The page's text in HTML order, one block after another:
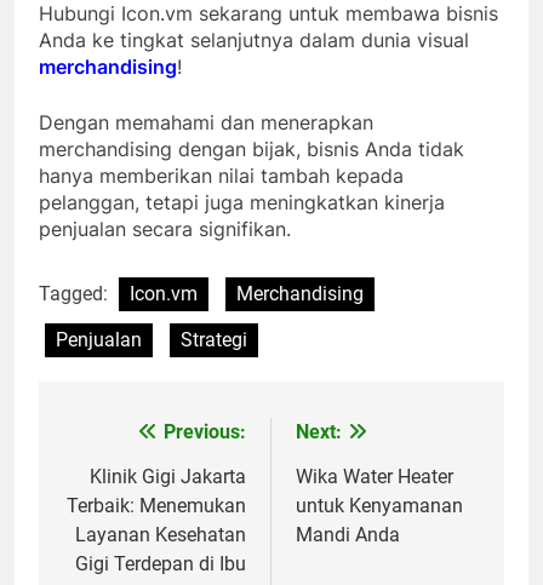
Hubungi Icon.vm sekarang untuk membawa bisnis
Anda ke tingkat selanjutnya dalam dunia visual
merchandising!
Dengan memahami dan menerapkan
merchandising dengan bijak, bisnis Anda tidak
hanya memberikan nilai tambah kepada
pelanggan, tetapi juga meningkatkan kinerja
penjualan secara signifikan.
Tagged: Icon.vm
Merchandising
Penjualan
Strategi
Navigasi
pos
Previous:
Klinik Gigi Jakarta
Terbaik: Menemukan
Layanan Kesehatan
Gigi Terdepan di Ibu
Next:
Wika Water Heater
untuk Kenyamanan
Mandi Anda